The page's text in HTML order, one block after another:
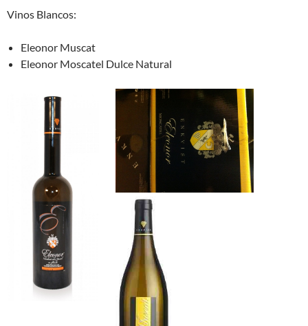
Vinos Blancos:
Eleonor Muscat
Eleonor Moscatel Dulce Natural